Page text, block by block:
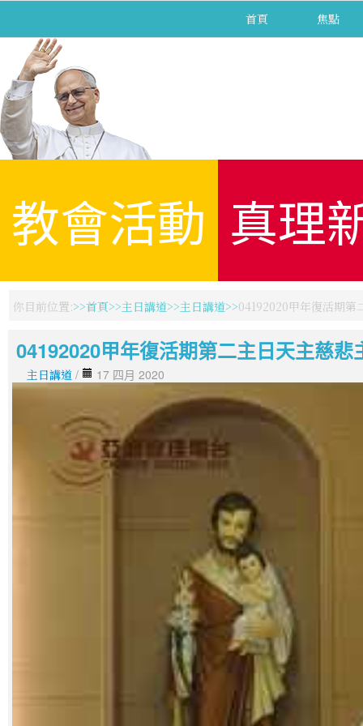
首頁 焦點
教會活動 真理
你目前位置: 首頁 主日講道 主日講道 04192020甲年復活期第
04192020甲年復活期第二主日天主慈悲
主日講道 / 17 四月 2020